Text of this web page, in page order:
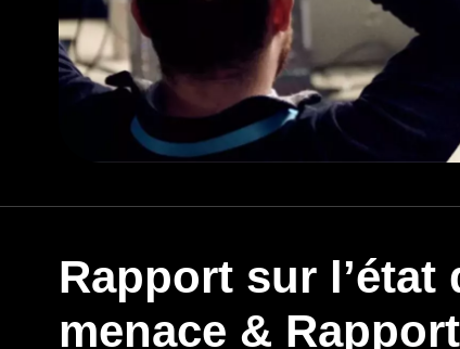
Rapport sur l’état
menace & Rapport